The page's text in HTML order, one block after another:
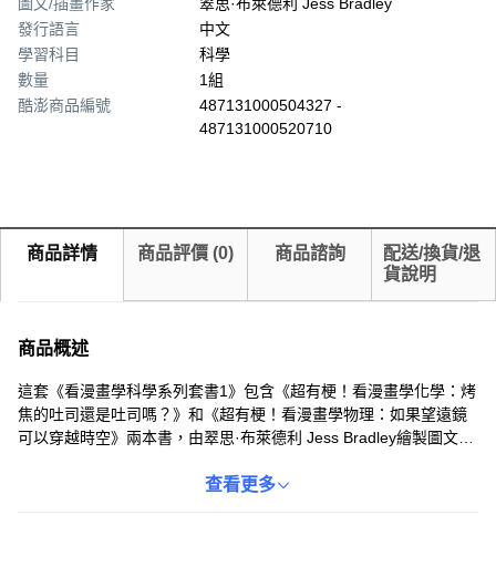
發行語言
中文
學習科目
科學
數量
1組
酷澎商品編號
487131000504327 -
487131000520710
商品詳情 商品評價 (0) 商品諮詢
配送/換貨/退
貨說明
商品概述
這套《看漫畫學科學系列套書1》包含《超有梗！看漫畫學化學：烤
焦的吐司還是吐司嗎？》和《超有梗！看漫畫學物理：如果望遠鏡
可以穿越時空》兩本書，由翠思·布萊德利 Jess Bradley繪製圖文，
子進入科學的世界。這系列書籍旨在激發孩子對科學的興趣，將抽
查看更多